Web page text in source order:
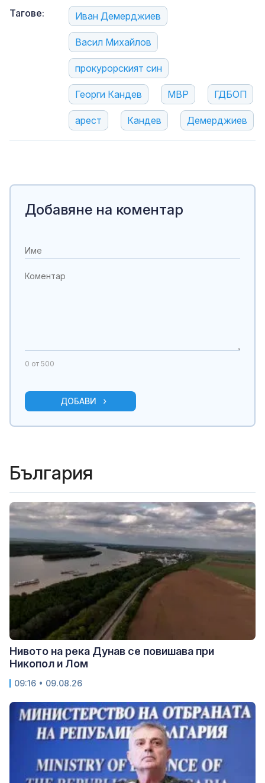
Тагове: Иван Демерджиев
Васил Михайлов
прокурорският син
Георги Кандев МВР ГДБОП
арест Кандев Демерджиев
Добавяне на коментар
0 от 500
ДОБАВИ
България
Нивото на река Дунав се повишава при
Никопол и Лом
09:16 • 09.08.26